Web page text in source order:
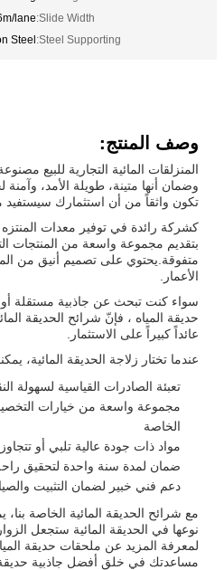
Slide Width:
lane
Steel Supporting:
Steel
وصف المنتج:
المنزلقات المائية التجارية للبيع
وضمان أنها متينة، طويلة الأمد،
تكون واثقاً من أن استثمارك سيستفيد
كشركة رائدة في توفير معدات
بتقديم مجموعة واسعة من المنتجات
متفوقة.يحتوي على تصميم أنيق من
الأعمار.
سواء كنت تبحث عن جاذبية مستقلة
حديقة المياه ، فإنّ شرائح الحديقة
عائداً كبيراً على الاستثمار.
عندما تختار زلاجة الحديقة المائية،
تعبئة الصادرات القياسية لسهولة
مجموعة واسعة من خيارات
الخاصة
مواد ذات جودة عالية تلبي أو
ضمان لمدة سنة واحدة لتحقيق
دعم فني خبير لضمان التثبيت
مع شرائح الحديقة المائية الخاصة
نوعها في الحديقة المائية ستجعل
لمعرفة المزيد عن ملحقات حديقة
مساعدتك في خلق أفضل جاذبية حديقة